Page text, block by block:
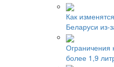
Как
Беларуси из-
более 1,9